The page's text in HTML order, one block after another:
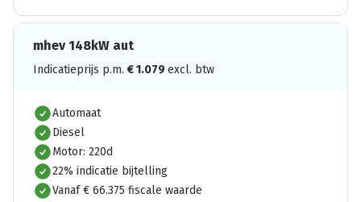
mhev 148kW aut
Indicatieprijs p.m. €1.079 excl. btw
Automaat
Diesel
Motor: 220d
22% indicatie bijtelling
Vanaf € 66.375 fiscale waarde